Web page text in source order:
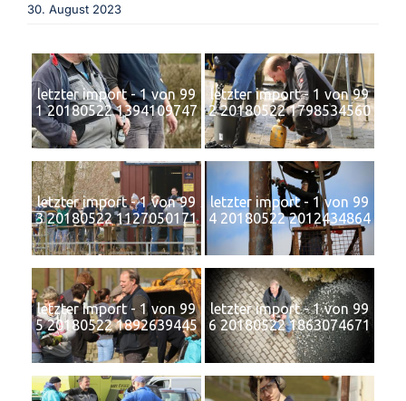
Verein
Termine
Fotogalerie
Archiv
30. August 2023
letzter import - 1 von 99
1 20180522 1394109747
letzter import - 1 von 99
2 20180522 1798534560
letzter import - 1 von 99
3 20180522 1127050171
letzter import - 1 von 99
4 20180522 2012434864
letzter import - 1 von 99
5 20180522 1892639445
letzter import - 1 von 99
6 20180522 1863074671